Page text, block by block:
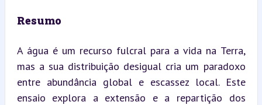
Resumo
A água é um recurso fulcral para a vida na Terra,
mas a sua distribuição desigual cria um paradoxo
entre abundância global e escassez local. Este
ensaio explora a extensão e a repartição dos